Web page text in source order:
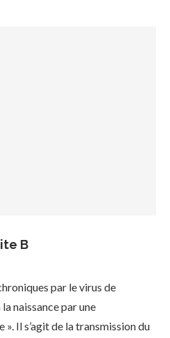
B
par le virus de
naissance par une
Il s’agit de la transmission du